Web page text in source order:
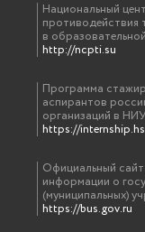
Национальный
противодействия
в
http://ncpti.su
Программа
аспирантов
организаций в
https://
Официальный
информации о
(муниципальных)
https://bus.gov.ru